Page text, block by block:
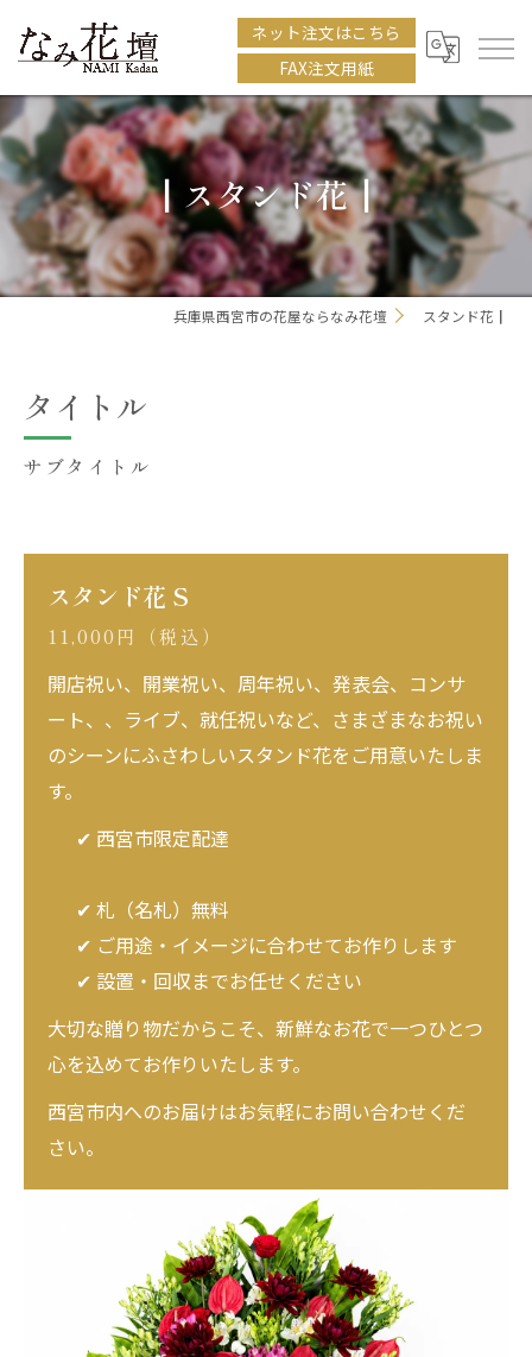
ネット注文はこちら
FAX注文用紙
┃スタンド花┃
兵庫県西宮市の花屋ならなみ花壇 スタンド花┃
タイトル
サブタイトル
スタンド花 S
11,000円（税込）
開店祝い、開業祝い、周年祝い、発表会、コンサ
ート、、ライブ、就任祝いなど、さまざまなお祝い
のシーンにふさわしいスタンド花をご用意いたしま
す。
✔ 西宮市限定配達
✔ 札（名札）無料
✔ ご用途・イメージに合わせてお作りします
✔ 設置・回収までお任せください
大切な贈り物だからこそ、新鮮なお花で一つひとつ
心を込めてお作りいたします。
西宮市内へのお届けはお気軽にお問い合わせくだ
さい。